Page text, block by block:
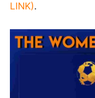
LINK).